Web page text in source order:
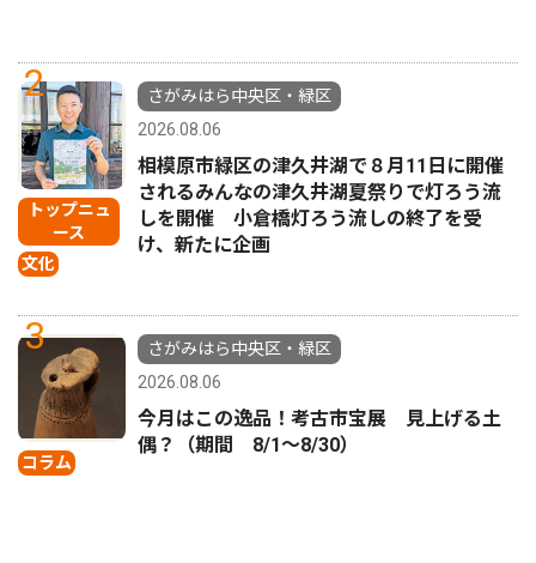
2
トップニュ
ース
文化
さがみはら中央区・緑区
2026.08.06
相模原市緑区の津久井湖で８月11日に開催
されるみんなの津久井湖夏祭りで灯ろう流
しを開催 小倉橋灯ろう流しの終了を受
け、新たに企画
3
コラム
さがみはら中央区・緑区
2026.08.06
今月はこの逸品！考古市宝展 見上げる土
偶？（期間 8/1〜8/30）